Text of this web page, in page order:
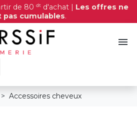
de 80 dt d'achat | Les offres ne
pas cumulables.
menu
Accessoires cheveux